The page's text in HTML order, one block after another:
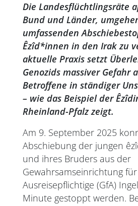
Die Landesflüchtlingsräte
Bund und Länder,
umfassenden
Êzîd*innen in den Irak zu
aktuelle Praxis setzt
Genozids massiver Gefahr
Betroffene in ständiger
– wie das Beispiel der
Rheinland-Pfalz zeigt.
Am 9. September 2025
Abschiebung der jungen
und ihres Bruders aus der
Gewahrsamseinrichtung für
Ausreisepflichtige (GfA)
Minute gestoppt werden.